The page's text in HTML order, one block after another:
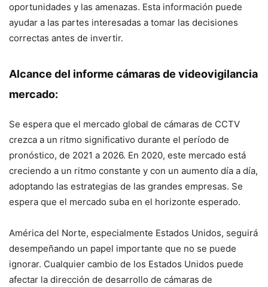
oportunidades y las amenazas. Esta información puede
ayudar a las partes interesadas a tomar las decisiones
correctas antes de invertir.
Alcance del informe cámaras de videovigilancia
mercado:
Se espera que el mercado global de cámaras de CCTV
crezca a un ritmo significativo durante el período de
pronóstico, de 2021 a 2026. En 2020, este mercado está
creciendo a un ritmo constante y con un aumento día a día,
adoptando las estrategias de las grandes empresas. Se
espera que el mercado suba en el horizonte esperado.
América del Norte, especialmente Estados Unidos, seguirá
desempeñando un papel importante que no se puede
ignorar. Cualquier cambio de los Estados Unidos puede
afectar la dirección de desarrollo de cámaras de